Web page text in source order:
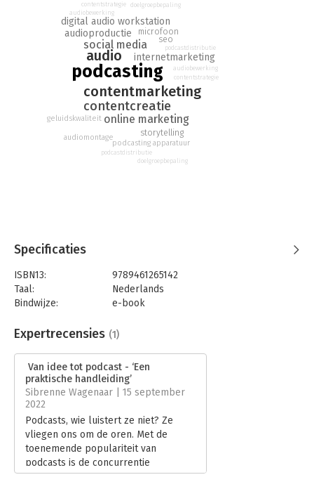
Weinig tijd, maar veel ambities? Informeer jezelf snel en
grondig met de boeken in de serie Digitale trends en tools in
podcasting
contentmarketing
audio
contentcreatie
social media
online marketing
audioproductie
digital audio workstation
internetmarketing
microfoon
seo
storytelling
podcasting apparatuur
audiomontage
geluidskwaliteit
podcastdistributie
audiobewerking
contentstrategie doelgroepbepaling
podcastdistributie
audiobewerking
contentstrategie
doelgroepbepaling
Specificaties
ISBN13:
9789461265142
Taal:
Nederlands
Bindwijze:
e-book
Bestandsformaat:
epub
Uitgever:
Druk:
1
Verschijningsdatum:
10-6-2022
Hoofdrubriek:
Internet en social media
Serie:
Digitale trends en tools in 60 minuten
Expertrecensies (1)
Van idee tot podcast - ‘Een
praktische handleiding’
Sibrenne Wagenaar | 15 september
2022
Podcasts, wie luistert ze niet? Ze
vliegen ons om de oren. Met de
toenemende populariteit van
podcasts is de concurrentie
ondertussen enorm. Een hele kunst